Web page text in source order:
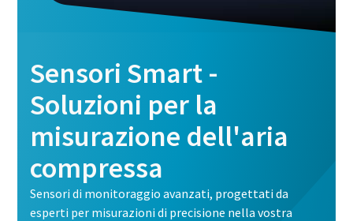
Sensori Smart -
Soluzioni per la
misurazione dell'aria
compressa
Sensori di monitoraggio avanzati, progettati da
esperti per misurazioni di precisione nella vostra